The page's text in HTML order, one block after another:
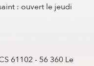
: ouvert le jeudi
61102 - 56 360 Le